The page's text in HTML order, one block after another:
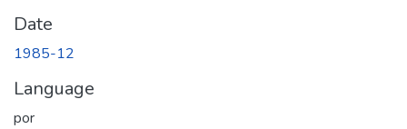
Date
1985-12
Language
por